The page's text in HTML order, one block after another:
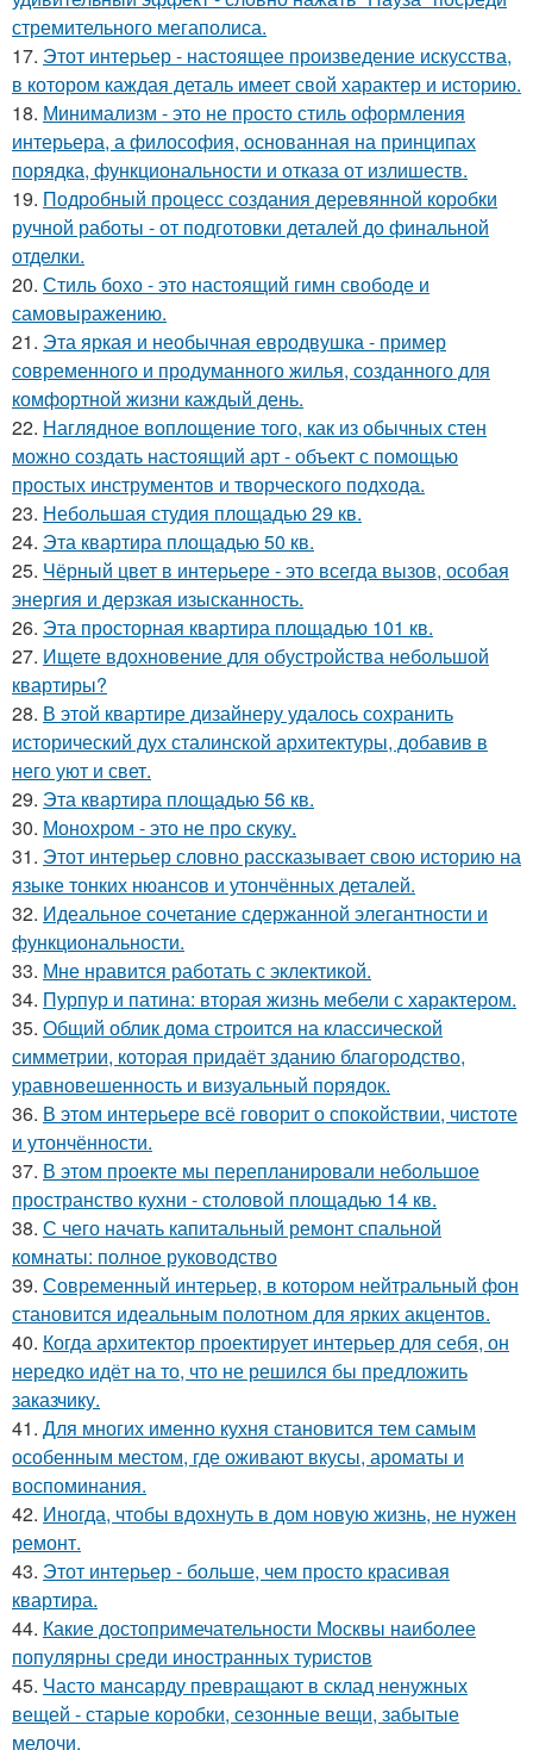
стремительного мегаполиса.
17. Этот интерьер - настоящее произведение искусства,
в котором каждая деталь имеет свой характер и историю.
18. Минимализм - это не просто стиль оформления
интерьера, а философия, основанная на принципах
порядка, функциональности и отказа от излишеств.
19. Подробный процесс создания деревянной коробки
ручной работы - от подготовки деталей до финальной
отделки.
20. Стиль бохо - это настоящий гимн свободе и
самовыражению.
21. Эта яркая и необычная евродвушка - пример
современного и продуманного жилья, созданного для
комфортной жизни каждый день.
22. Наглядное воплощение того, как из обычных стен
можно создать настоящий арт - объект с помощью
простых инструментов и творческого подхода.
23. Небольшая студия площадью 29 кв.
24. Эта квартира площадью 50 кв.
25. Чёрный цвет в интерьере - это всегда вызов, особая
энергия и дерзкая изысканность.
26. Эта просторная квартира площадью 101 кв.
27. Ищете вдохновение для обустройства небольшой
квартиры?
28. В этой квартире дизайнеру удалось сохранить
исторический дух сталинской архитектуры, добавив в
него уют и свет.
29. Эта квартира площадью 56 кв.
30. Монохром - это не про скуку.
31. Этот интерьер словно рассказывает свою историю на
языке тонких нюансов и утончённых деталей.
32. Идеальное сочетание сдержанной элегантности и
функциональности.
33. Мне нравится работать с эклектикой.
34. Пурпур и патина: вторая жизнь мебели с характером.
35. Общий облик дома строится на классической
симметрии, которая придаёт зданию благородство,
уравновешенность и визуальный порядок.
36. В этом интерьере всё говорит о спокойствии, чистоте
и утончённости.
37. В этом проекте мы перепланировали небольшое
пространство кухни - столовой площадью 14 кв.
38. С чего начать капитальный ремонт спальной
комнаты: полное руководство
39. Современный интерьер, в котором нейтральный фон
становится идеальным полотном для ярких акцентов.
40. Когда архитектор проектирует интерьер для себя, он
нередко идёт на то, что не решился бы предложить
заказчику.
41. Для многих именно кухня становится тем самым
особенным местом, где оживают вкусы, ароматы и
воспоминания.
42. Иногда, чтобы вдохнуть в дом новую жизнь, не нужен
ремонт.
43. Этот интерьер - больше, чем просто красивая
квартира.
44. Какие достопримечательности Москвы наиболее
популярны среди иностранных туристов
45. Часто мансарду превращают в склад ненужных
вещей - старые коробки, сезонные вещи, забытые
мелочи.